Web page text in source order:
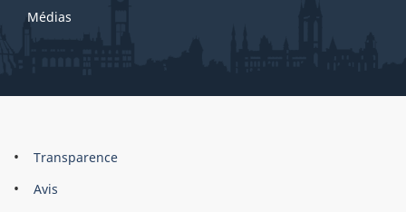
Médias
About
this
Brand
Transparence
Avis